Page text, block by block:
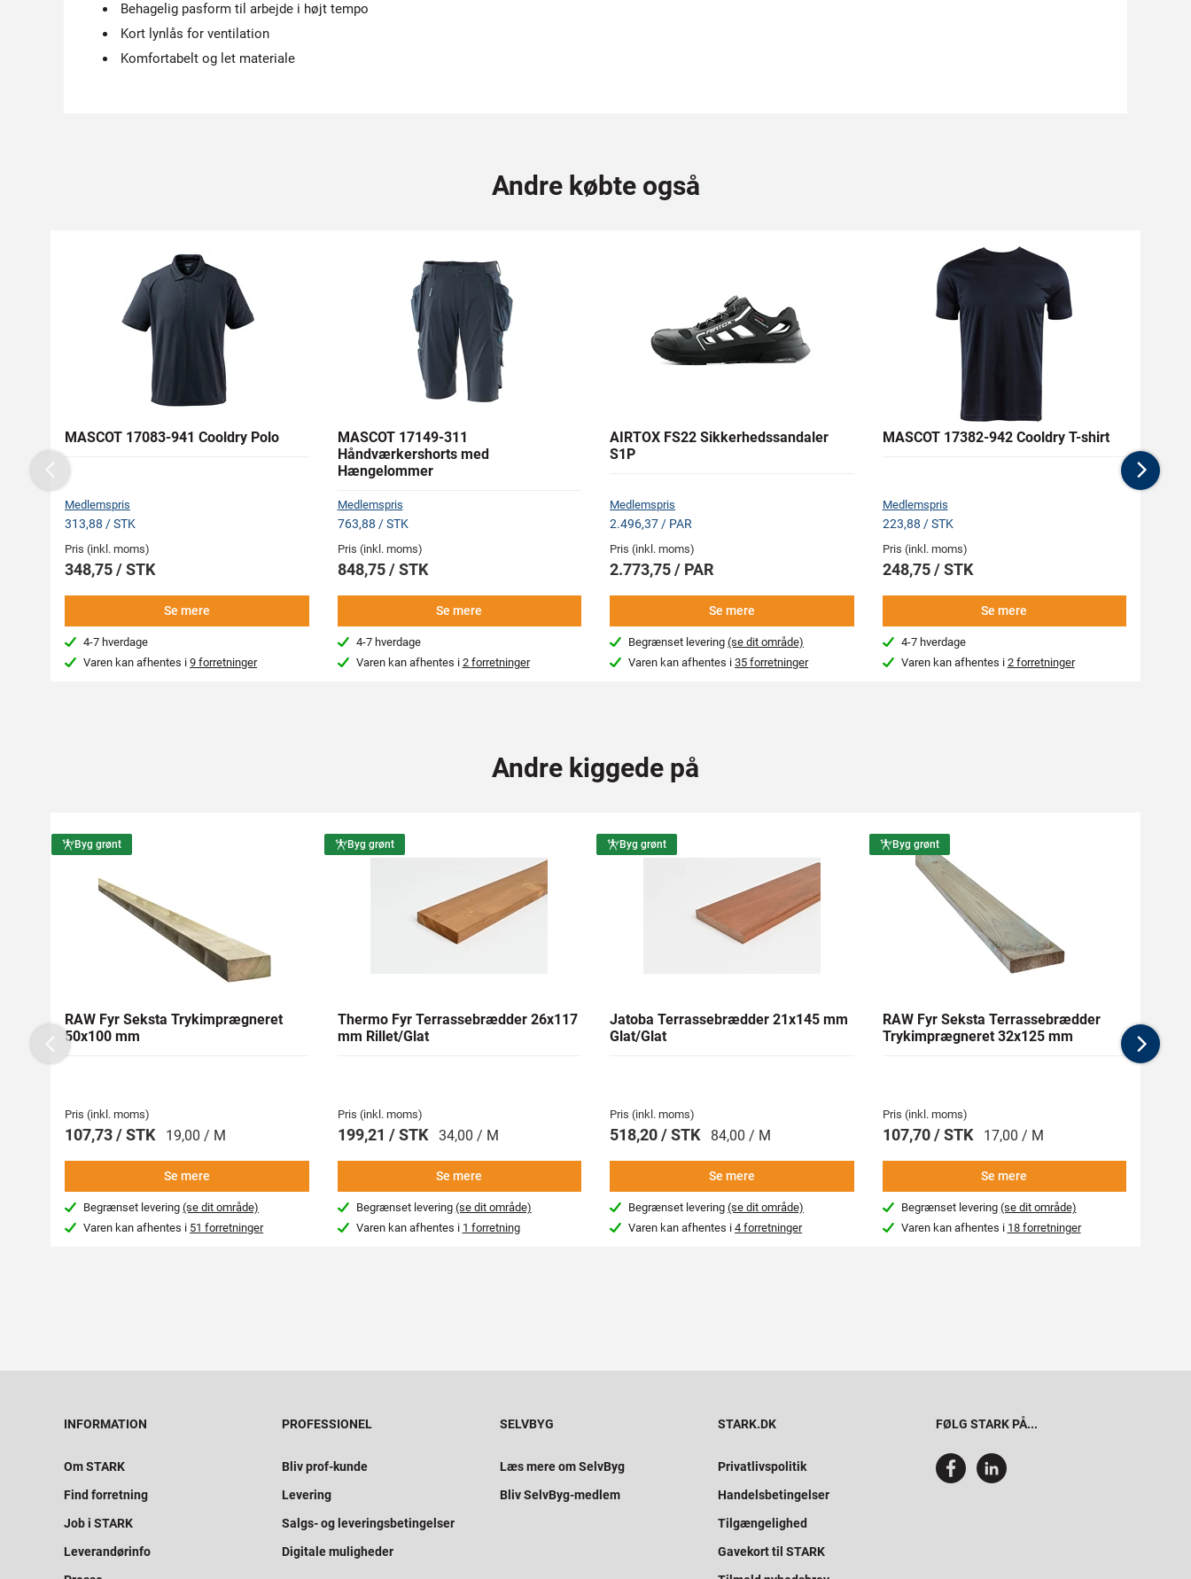
Behagelig pasform til arbejde i højt tempo
Kort lynlås for ventilation
Komfortabelt og let materiale
Andre købte også
MASCOT 17083-941 Cooldry Polo
Medlemspris
313,88 / STK
Pris (inkl. moms)
348,75 / STK
Se mere
4-7 hverdage
Varen kan afhentes i9 forretninger
MASCOT 17149-311
Håndværkershorts med
Hængelommer
Medlemspris
763,88 / STK
Pris (inkl. moms)
848,75 / STK
Se mere
4-7 hverdage
Varen kan afhentes i 2 forretninger
AIRTOX FS22 Sikkerhedssandaler
S1P
Medlemspris
2.496,37 / PAR
Pris (inkl. moms)
2.773,75 / PAR
Se mere
Begrænset levering(se dit område)
Varen kan afhentes i35 forretninger
MASCOT 17382-942 Cooldry T-shirt
Medlemspris
223,88 / STK
Pris (inkl. moms)
248,75 / STK
Se mere
4-7 hverdage
Varen kan afhentes i 2 forretninger
shirt
Previous
Andre kiggede på
Byg grønt
RAW Fyr Seksta Trykimprægneret
50x100 mm
Pris (inkl. moms)
107,73 / STK 19,00 / M
Se mere
Begrænset levering(se dit område)
Varen kan afhentes i 51 forretninger
Byg grønt
Thermo Fyr Terrassebrædder 26x117
mm Rillet/Glat
Pris (inkl. moms)
199,21 / STK 34,00 / M
Se mere
Begrænset levering (se dit område)
Varen kan afhentes i 1 forretning
Byg grønt
Jatoba Terrassebrædder 21x145 mm
Glat/Glat
Pris (inkl. moms)
518,20 / STK 84,00 / M
Se mere
Begrænset levering(se dit område)
Varen kan afhentes i4 forretninger
Byg grønt
RAW Fyr Seksta Terrassebrædder
Trykimprægneret 32x125 mm
Pris (inkl. moms)
107,70 / STK 17,00 / M
Se mere
Begrænset levering (se dit område)
Varen kan afhentes i 18 forretninger
mm
Previous
INFORMATION
Om STARK
Find forretning
Job i STARK
Leverandørinfo
PROFESSIONEL
Bliv prof-kunde
Levering
Salgs- og leveringsbetingelser
Digitale muligheder
SELVBYG
Læs mere om SelvByg
Bliv SelvByg-medlem
STARK.DK
Privatlivspolitik
Handelsbetingelser
Tilgængelighed
Gavekort til STARK
FØLG STARK PÅ...